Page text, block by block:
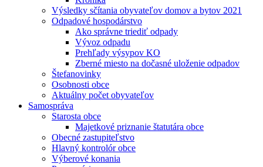
Výsledky sčítania obyvateľov domov a bytov 2021
Odpadové hospodárstvo
Ako správne triediť odpady
Vývoz odpadu
Prehľady výsypov KO
Zberné miesto na dočasné uloženie odpadov
Štefanovinky
Osobnosti obce
Aktuálny počet obyvateľov
Samospráva
Starosta obce
Majetkové priznanie štatutára obce
Obecné zastupiteľstvo
Hlavný kontrolór obce
Výberové konania